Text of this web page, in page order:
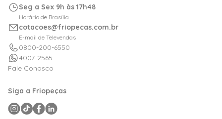
Calculadora de BTUs
Portal de Boletos
Orçamentos
Seg a Sex 9h às 17h48
Horário de Brasília
cotacoes@friopecas.com.br
E-mail de Televendas
0800-200-6550
4007-2565
Fale Conosco
Siga a Friopeças